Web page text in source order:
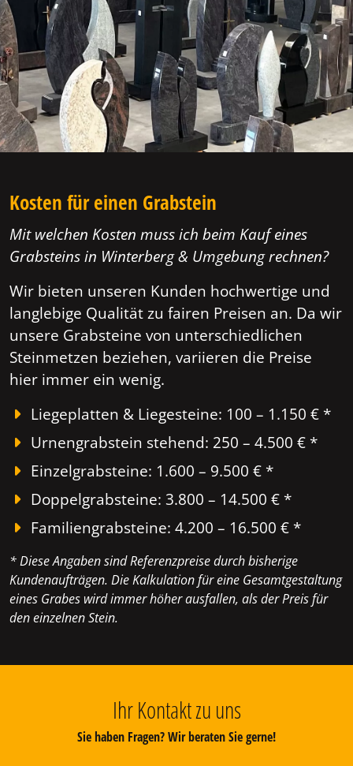
Kosten für einen Grabstein
Mit welchen Kosten muss ich beim Kauf eines
Grabsteins in Winterberg & Umgebung rechnen?
Wir bieten unseren Kunden hochwertige und
langlebige Qualität zu fairen Preisen an. Da wir
unsere Grabsteine von unterschiedlichen
Steinmetzen beziehen, variieren die Preise
hier immer ein wenig.
Liegeplatten & Liegesteine: 100 – 1.150 € *
Urnengrabstein stehend: 250 – 4.500 € *
Einzelgrabsteine: 1.600 – 9.500 € *
Doppelgrabsteine: 3.800 – 14.500 € *
Familiengrabsteine: 4.200 – 16.500 € *
* Diese Angaben sind Referenzpreise durch bisherige
Kundenaufträgen. Die Kalkulation für eine Gesamtgestaltung
eines Grabes wird immer höher ausfallen, als der Preis für
den einzelnen Stein.
Ihr Kontakt zu uns
Sie haben Fragen? Wir beraten Sie gerne!